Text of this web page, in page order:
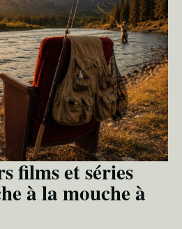
films et séries
à la mouche à